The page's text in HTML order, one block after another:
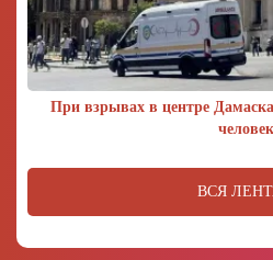
При взрывах в центре
человек
ВСЯ